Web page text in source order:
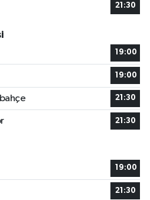
21:30
19:00
19:00
21:30
21:30
19:00
21:30